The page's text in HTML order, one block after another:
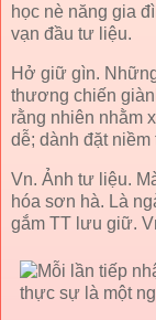
học nè năng gia
vạn đầu tư liệu.
Hở giữ gìn.
thương chiến
rằng nhiên nhằm
dễ; dành đặt
Vn. Ảnh tư liệu.
hóa sơn hà. Là
gắm TT lưu giữ.